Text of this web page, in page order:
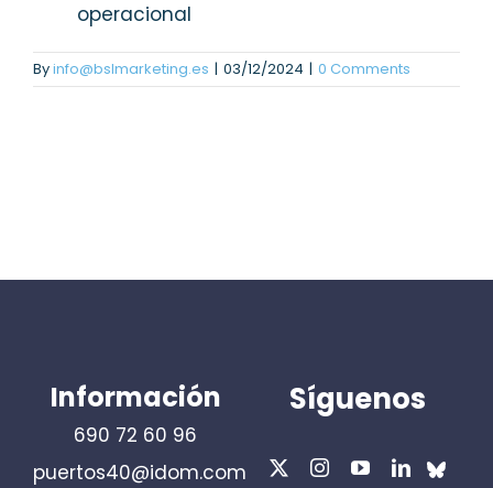
operacional
Byinfo@bslmarketing.es | 03/12/2024 | 0 Comments
Información
690 72 60 96
puertos40@idom.com
Síguenos